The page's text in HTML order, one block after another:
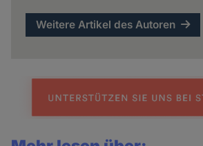
Weitere Artikel des Autoren